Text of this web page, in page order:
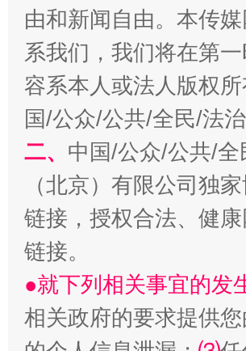
习近平的博鳌关键词
由和新闻自由。本传
系我们，我们将在第
容系本人或法人版权
国/公众/公共/全民/法
二、 中国/公众/公共/
（北京）有限公司独
链接，授权合法、健
链接。
●就下列相关事宜的
相关政府的要求提供